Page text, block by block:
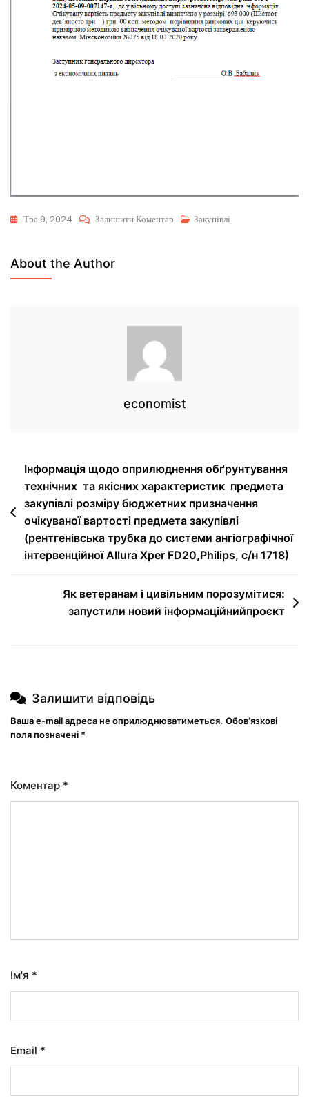
Тра 9, 2024 Залишити Коментар Закупівлі
About the Author
economist
Інформація щодо оприлюднення обґрунтування
технічних та якісних характеристик предмета
закупівлі розміру бюджетних призначення
очікуваної вартості предмета закупівлі
(рентгенівська трубка до системи ангіографічної
інтервенційної Allura Xper FD20,Philips, с/н 1718)
Як ветеранам і цивільним порозумітися:
запустили новий інформаційнийпроєкт
Залишити відповідь
Ваша e-mail адреса не оприлюднюватиметься. Обов’язкові
поля позначені *
Коментар *
Ім'я *
Email *